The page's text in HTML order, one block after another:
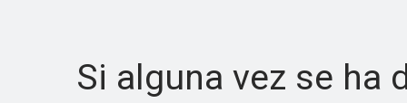
Si alguna vez se ha